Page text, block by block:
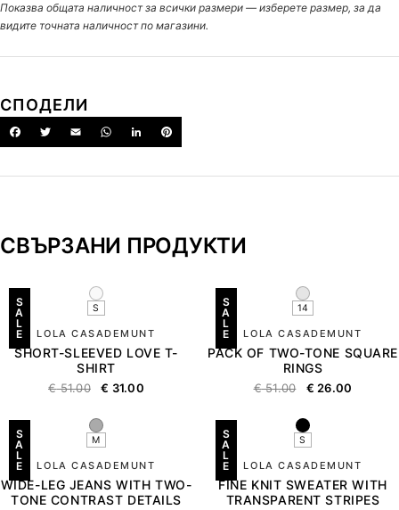
Показва общата наличност за всички размери — изберете размер, за да
видите точната наличност по магазини.
СПОДЕЛИ
СВЪРЗАНИ ПРОДУКТИ
S
A
L
E
S
LOLA CASADEMUNT
SHORT-SLEEVED LOVE T-
SHIRT
€51.00 € 31.00
S
A
L
E
14
LOLA CASADEMUNT
PACK OF TWO-TONE SQUARE
RINGS
€51.00 € 26.00
S
A
L
E
M
LOLA CASADEMUNT
WIDE-LEG JEANS WITH TWO-
TONE CONTRAST DETAILS
S
A
L
E
S
LOLA CASADEMUNT
FINE KNIT SWEATER WITH
TRANSPARENT STRIPES